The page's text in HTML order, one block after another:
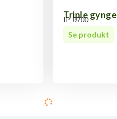
Triple gynge
IP-0700
Se produkt